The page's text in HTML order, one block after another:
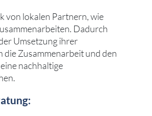
von lokalen Partnern, wie
Dadurch
Umsetzung ihrer
die Zusammenarbeit und den
nachhaltige